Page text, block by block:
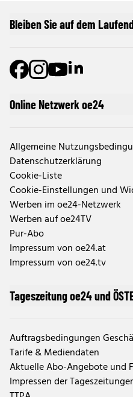
Online Netzwerk oe24
Allgemeine
Datenschutzerklärung
Cookie-Liste
Cookie-Einstellungen und
Werben im oe24-Netzwerk
Werben auf oe24TV
Pur-Abo
Impressum von oe24.at
Impressum von oe24.tv
Tageszeitung oe24 und
Auftragsbedingungen
Tarife & Mediendaten
Aktuelle Abo-Angebote und
Impressen der
Bleiben Sie auf dem